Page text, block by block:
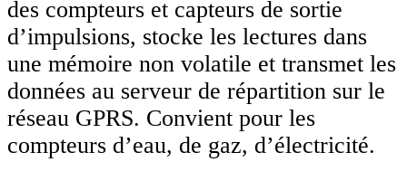
des compteurs et capteurs de sortie
d’impulsions, stocke les lectures dans
une mémoire non volatile et transmet les
données au serveur de répartition sur le
réseau GPRS. Convient pour les
compteurs d’eau, de gaz, d’électricité.